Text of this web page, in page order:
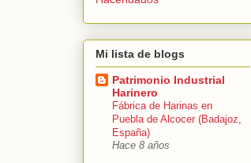
Mi lista de blogs
Patrimonio Industrial
Harinero
Fábrica de Harinas en
Puebla de Alcocer (Badajoz,
España)
Hace 8 años